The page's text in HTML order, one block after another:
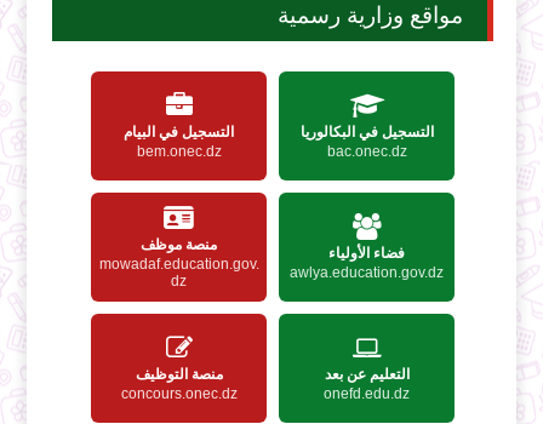
مواقع وزارية رسمية
التسجيل في البكالوريا
bac.onec.dz
التسجيل في البيام
bem.onec.dz
فضاء الأولياء
awlya.education.gov.dz
منصة موظف
mowadaf.education.gov.
dz
التعليم عن بعد
onefd.edu.dz
منصة التوظيف
concours.onec.dz